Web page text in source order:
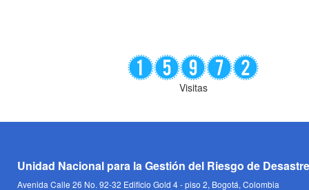
Visitas
Unidad Nacional para la Gestión del Riesgo de
Avenida Calle 26 No. 92-32 Edificio Gold 4 - piso 2, Bogotá, Colombia